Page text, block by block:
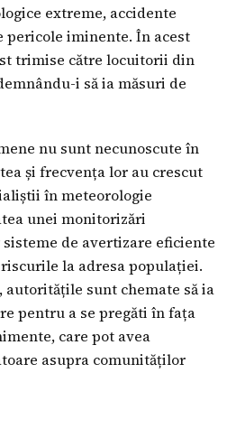
extreme, accidente
iminente. În acest
trimise către locuitorii din
i să ia măsuri de
nu sunt necunoscute în
și frecvența lor au crescut
în meteorologie
unei monitorizări
de avertizare eficiente
la adresa populației.
sunt chemate să ia
pentru a se pregăti în fața
care pot avea
asupra comunităților